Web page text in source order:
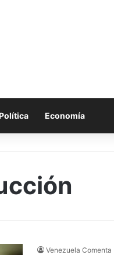
Economía
Venezuela Comenta